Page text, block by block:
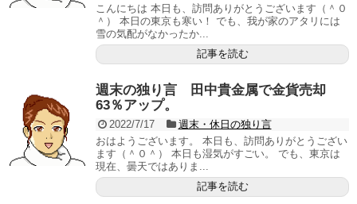
こんにちは 本日も、訪問ありがとうございます（＾０
＾） 本日の東京も寒い！ でも、我が家のアタリには
雪の気配がなかったか...
記事を読む
週末の独り言 田中貴金属で金貨売却
63％アップ。
2022/7/17
週末・休日の独り言
おはようございます。 本日も、訪問ありがとうござい
ます（＾０＾） 本日も湿気がすごい。 でも、東京は
現在、曇天ではありま...
記事を読む